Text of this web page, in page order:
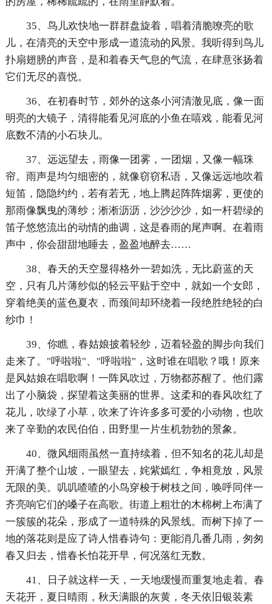
35、鸟儿欢快地一群群盘旋着，唱着清脆嘹亮的歌
儿，在清亮的天空中形成一道流动的风景。我听得到鸟儿
扑扇翅膀的声音，是和着春天气息的气流，在肆意张扬着
它们无尽的喜悦。
36、在初春时节，郊外的这条小河清澈见底，像一面
明亮的大镜子，清得能看见河底的小鱼在嘻戏，能看见河
底数不清的小石块儿。
37、远远望去，雨像一团雾，一团烟，又像一幅珠
帘。雨声是均匀细密的，就像窃窃私语，又像远远地吹着
短笛，隐隐约约，若有若无，地上腾起阵阵烟雾，更使的
那雨像飘曳的薄纱；淅淅沥沥，沙沙沙沙，如一杆碧绿的
笛子悠悠流出的动情的曲调，这是春雨的尾声啊。在着雨
声中，你会甜甜地睡去，盈盈地醉去……
38、春天的天空显得格外一碧如洗，无比蔚蓝的天
空，只有几片薄纱似的轻云平贴于空中，就如一个女郎，
穿着绝美的蓝色夏衣，而颈间却环绕着一段绝胜绝轻的白
纱巾！
39、你瞧，春姑娘披着轻纱，迈着轻盈的脚步向我们
走来了。"呼啦啦"、"呼啦啦"，这时谁在唱歌？哦！原来
是风姑娘在唱歌啊！一阵风吹过，万物都苏醒了。他们露
出了小脑袋，探望着这美丽的世界。这柔和的春风吹红了
花儿，吹绿了小草，吹来了许许多多可爱的小动物，也吹
来了辛勤的农民伯伯，田野里一片生机勃勃的景象。
40、微风细雨虽然一直持续着，但不知名的花儿却是
开满了整个山坡，一眼望去，姹紫嫣红，争相竟放，风景
无限的美。叽叽喳喳的小鸟穿梭于树枝之间，唤呼同伴一
齐亮响它们的嗓子在高歌。街道上粗壮的木棉树上布满了
一簇簇的花朵，形成了一道特殊的风景线。而树下掉了一
地的落花则是应了诗人惜春诗句：更能消几番几雨，匆匆
春又归去，惜春长怕花开早，何况落红无数。
41、日子就这样一天，一天地缓慢而重复地走着。春
天花开，夏日晴雨，秋天满眼的灰黄，冬天依旧银装素